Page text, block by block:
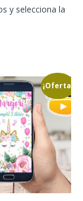
y selecciona la
¡Oferta!